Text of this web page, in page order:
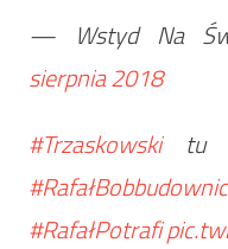
— Wstyd Na
sierpnia 2018
#Trzaskowskitu
#RafałPotrafi